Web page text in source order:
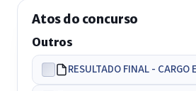
Atos do concurso
Outros
RESULTADO FINAL - CARGO